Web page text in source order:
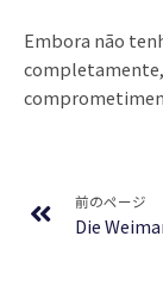
Embora não
前のページ